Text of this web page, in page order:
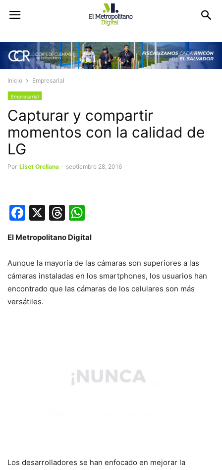
Inicio Empresarial
Empresarial
Capturar y compartir
momentos con la calidad de
LG
Por Liset Orellana - septiembre 28, 2016
Facebook
X Threads
El Metropolitano Digital
Aunque la mayoría de las cámaras son superiores a las
cámaras instaladas en los smartphones, los usuarios han
encontrado que las cámaras de los celulares son más
versátiles.
Los desarrolladores se han enfocado en mejorar la